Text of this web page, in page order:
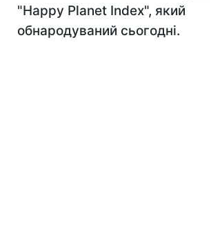
"Happy Planet Index", який
обнародуваний сьогодні.